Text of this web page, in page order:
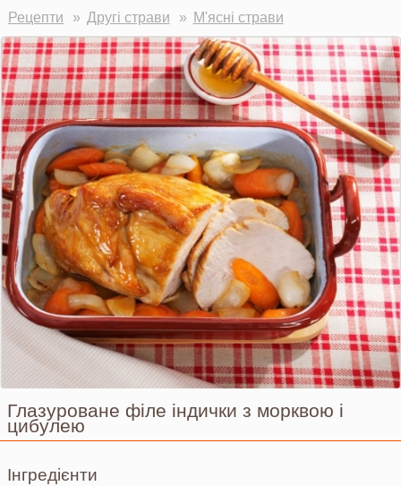
Ви тут
Рецепти Другі страви М'ясні страви
Глазуроване філе індички з морквою і
цибулею
Інгредієнти